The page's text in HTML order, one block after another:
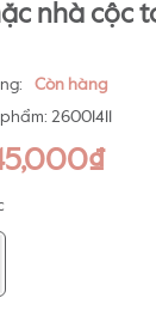
nhà cộc
Còn hàng
26001411